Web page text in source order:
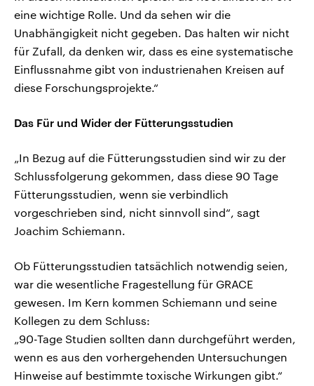
eine wichtige Rolle. Und da sehen wir die
Unabhängigkeit nicht gegeben. Das halten wir nicht
für Zufall, da denken wir, dass es eine systematische
Einflussnahme gibt von industrienahen Kreisen auf
diese Forschungsprojekte.“
Das Für und Wider der Fütterungsstudien
„In Bezug auf die Fütterungsstudien sind wir zu der
Schlussfolgerung gekommen, dass diese 90 Tage
Fütterungsstudien, wenn sie verbindlich
vorgeschrieben sind, nicht sinnvoll sind“, sagt
Joachim Schiemann.
Ob Fütterungsstudien tatsächlich notwendig seien,
war die wesentliche Fragestellung für GRACE
gewesen. Im Kern kommen Schiemann und seine
Kollegen zu dem Schluss:
„90-Tage Studien sollten dann durchgeführt werden,
wenn es aus den vorhergehenden Untersuchungen
Hinweise auf bestimmte toxische Wirkungen gibt.“